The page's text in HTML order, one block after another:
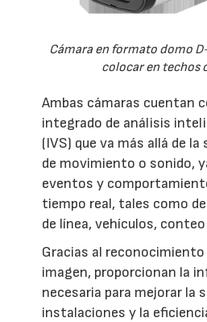
Cámara en formato domo
colocar en techos
Ambas cámaras cuentan
integrado de análisis
(IVS) que va más allá de
de movimiento o sonido,
eventos y
tiempo real, tales como
de línea, vehículos,
Gracias al reconocimiento
imagen, proporcionan la
necesaria para mejorar la
instalaciones y la